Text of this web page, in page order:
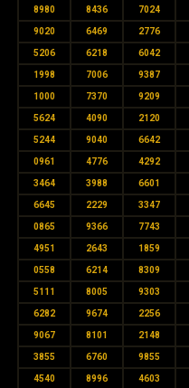
8980 8436 7024
9020 6469 2776
5206 6218 6042
1998 7006 9387
1000 7370 9209
5624 4090 2120
5244 9040 6642
0961 4776 4292
3464 3988 6601
6645 2229 3347
0865 9366 7743
4951 2643 1859
0558 6214 8309
5111 8005 9303
6282 9674 2256
9067 8101 2148
3855 6760 9855
4540 8996 4603